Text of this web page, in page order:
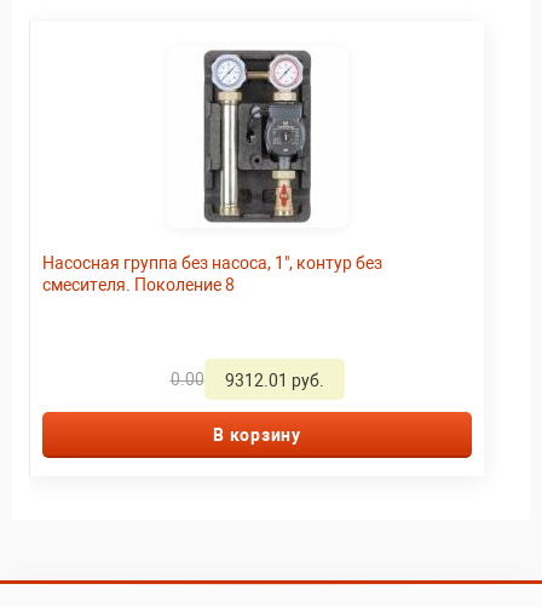
Насосная группа без насоса, 1", контур без
смесителя. Поколение 8
0.00 9312.01 руб.
В корзину